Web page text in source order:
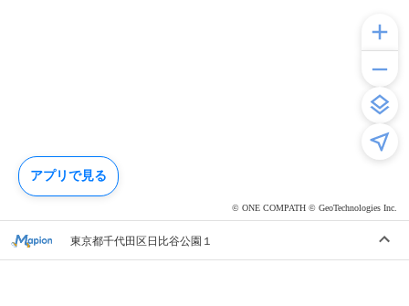
© ONE COMPATH © GeoTechnologies Inc.
東京都千代田区日比谷公園１
アプリで見る